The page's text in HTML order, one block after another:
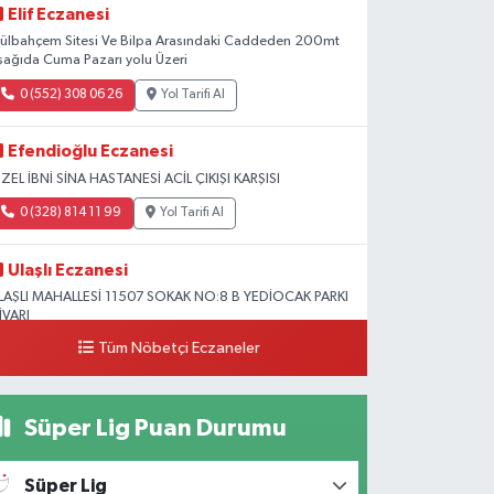
Elif Eczanesi
Sitesi Ve Bilpa Arasındaki Caddeden 200mt
Cuma Pazarı yolu Üzeri
0 (552) 308 06 26 Yol Tarifi Al
Efendioğlu Eczanesi
İBNİ SİNA HASTANESİ ACİL ÇIKIŞI KARŞISI
0 (328) 814 11 99 Yol Tarifi Al
Ulaşlı Eczanesi
MAHALLESİ 11507 SOKAK NO:8 B YEDİOCAK PARKI
0 (546) 158 81 80 Yol Tarifi Al
Tüm Nöbetçi Eczaneler
Süper Lig Puan Durumu
Süper Lig